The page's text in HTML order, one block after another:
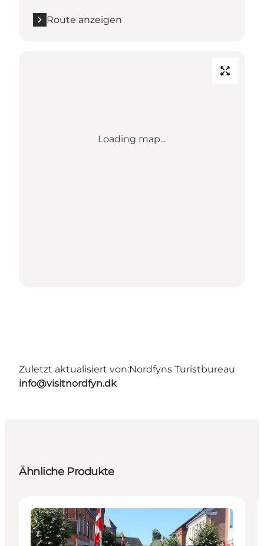
Route anzeigen
Loading map...
Zuletzt aktualisiert von:Nordfyns Turistbureau
info@visitnordfyn.dk
Ähnliche Produkte
Attraktionen